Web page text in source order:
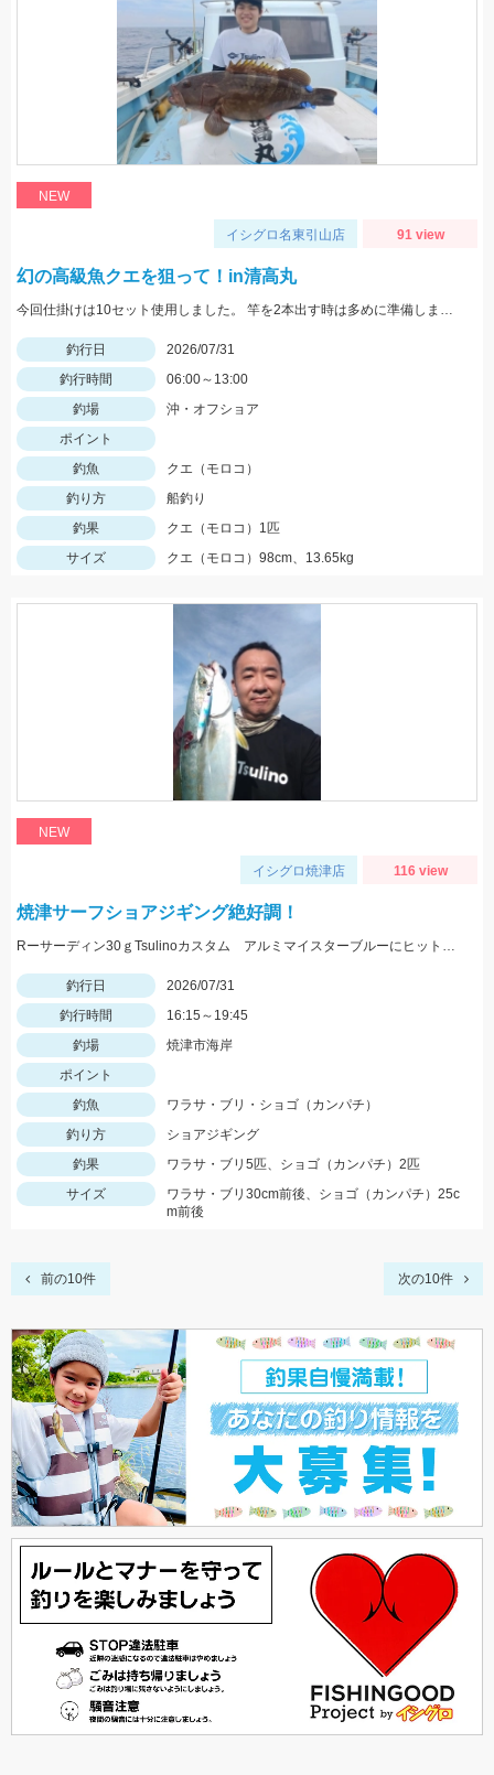
NEW
イシグロ名東引山店 91 view
幻の高級魚クエを狙って！in清高丸
今回仕掛けは10セット使用しました。 竿を2本出す時は多めに準備しましょう！
釣行日
2026/07/31
釣行時間
06:00～13:00
釣場
沖・オフショア
ポイント
釣魚
クエ（モロコ）
釣り方
船釣り
釣果
クエ（モロコ）1匹
サイズ
クエ（モロコ）98cm、13.65kg
NEW
イシグロ焼津店 116 view
焼津サーフショアジギング絶好調！
Rーサーディン30ｇTsulinoカスタム アルミマイスターブルーにヒット！マズメにはアカキンカラーも有効です！
釣行日
2026/07/31
釣行時間
16:15～19:45
釣場
焼津市海岸
ポイント
釣魚
ワラサ・ブリ・ショゴ（カンパチ）
釣り方
ショアジギング
釣果
ワラサ・ブリ5匹、ショゴ（カンパチ）2匹
サイズ
ワラサ・ブリ30cm前後、ショゴ（カンパチ）25c
m前後
前の10件 次の10件